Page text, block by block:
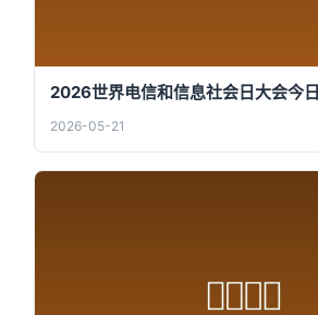
2026世界电信和信息社会日大会今
2026-05-21